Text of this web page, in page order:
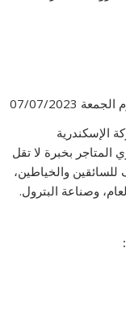
07/2023
الإسكندرية
المتاجر بخبرة لا تقل
للسائقين والخياطين،
وصناعة البترول.